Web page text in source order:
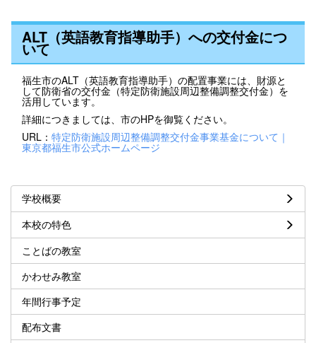
ALT（英語教育指導助手）への交付金につ
いて
福生市のALT（英語教育指導助手）の配置事業には、財源と
して防衛省の交付金（特定防衛施設周辺整備調整交付金）を
活用しています。
詳細につきましては、市のHPを御覧ください。
URL： 特定防衛施設周辺整備調整交付金事業基金について｜
東京都福生市公式ホームページ
学校概要
本校の特色
ことばの教室
かわせみ教室
年間行事予定
配布文書